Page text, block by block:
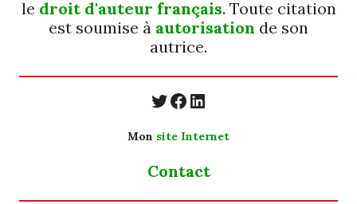
le droit d'auteur français. Toute citation
est soumise à autorisation de son
autrice.
https://twitter.com/
https://
https://www.linkedin.com/in/cecyle-jung-cyjung/
Mon site Internet
Contact